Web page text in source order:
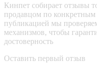
Кинпет собирает отзывы
продавцом по
публикацией мы
механизмов, чтобы
достоверность
Оставить первый отзыв